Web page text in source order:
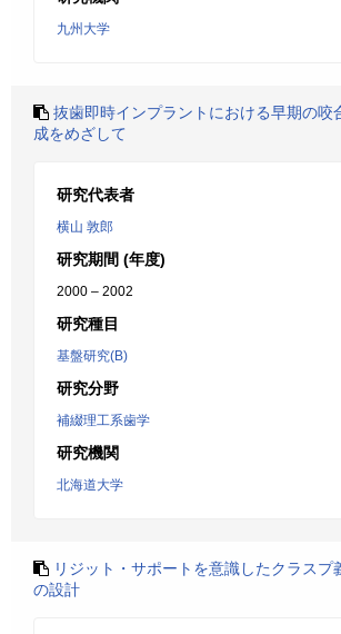
九州大学
抜歯即時インプラントにおける早期の咬
成をめざして
研究代表者
横山 敦郎
研究期間 (年度)
2000 – 2002
研究種目
基盤研究(B)
研究分野
補綴理工系歯学
研究機関
北海道大学
リジット・サポートを意識したクラスプ
の設計